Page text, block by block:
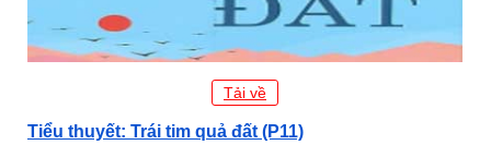
Tải về
Tiểu thuyết: Trái tim quả đất (P11)